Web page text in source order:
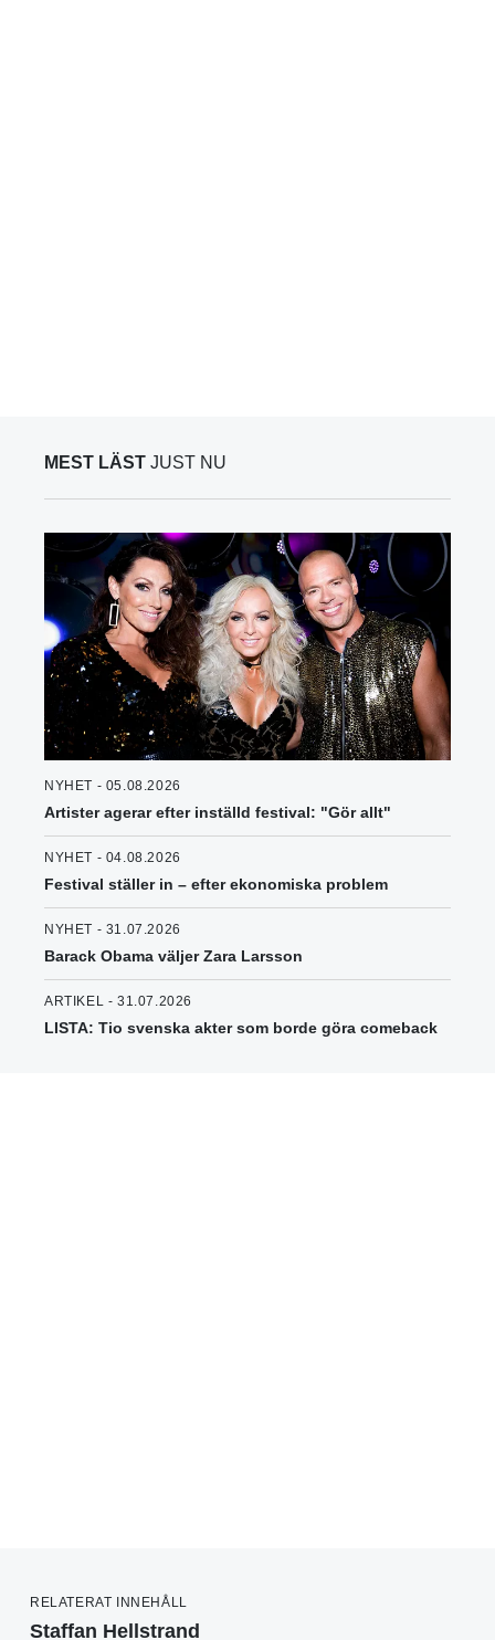
MEST LÄST JUST NU
NYHET - 05.08.2026
Artister agerar efter inställd festival: "Gör allt"
NYHET - 04.08.2026
Festival ställer in – efter ekonomiska problem
NYHET - 31.07.2026
Barack Obama väljer Zara Larsson
ARTIKEL - 31.07.2026
LISTA: Tio svenska akter som borde göra comeback
RELATERAT INNEHÅLL
Staffan Hellstrand